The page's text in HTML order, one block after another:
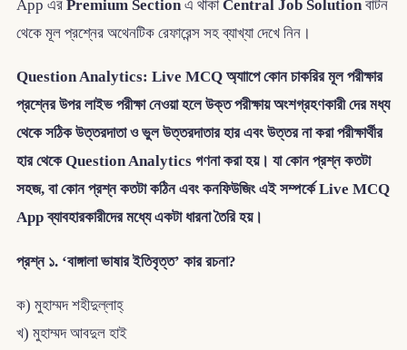
App এর Premium Sectionএ থাকাCentral Job Solutionবাটন
থেকে মূল প্রশ্নের অথেনটিক রেফারেন্স সহ ব্যাখ্যা দেখে নিন।
Question Analytics: Live MCQ অ্যাাপে কোন চাকরির মূল পরীক্ষার
প্রশ্নের উপর লাইভ পরীক্ষা নেওয়া হলে উক্ত পরীক্ষায় অংশগ্রহণকারী দের মধ্য
থেকে সঠিক উত্তরদাতা ও ভুল উত্তরদাতার হার এবং উত্তর না করা পরীক্ষার্থীর
হার থেকে Question Analytics গণনা করা হয়। যা কোন প্রশ্ন কতটা
সহজ, বা কোন প্রশ্ন কতটা কঠিন এবং কনফিউজিং এই সম্পর্কে Live MCQ
App ব্যাবহারকারীদের মধ্যে একটা ধারনা তৈরি হয়।
প্রশ্ন ১. ‘বাঙ্গালা ভাষার ইতিবৃত্ত’ কার রচনা?
ক) মুহাম্মদ শহীদুল্লাহ্‌
খ) মুহাম্মদ আবদুল হাই